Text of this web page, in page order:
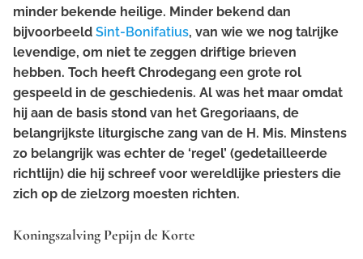
minder bekende heilige. Minder bekend dan
bijvoorbeeld Sint-Bonifatius, van wie we nog talrijke
levendige, om niet te zeggen driftige brieven
hebben. Toch heeft Chrodegang een grote rol
gespeeld in de geschiedenis. Al was het maar omdat
hij aan de basis stond van het Gregoriaans, de
belangrijkste liturgische zang van de H. Mis. Minstens
zo belangrijk was echter de ‘regel’ (gedetailleerde
richtlijn) die hij schreef voor wereldlijke priesters die
zich op de zielzorg moesten richten.
Koningszalving Pepijn de Korte